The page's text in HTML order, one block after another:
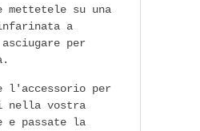
su una
a
per
l'accessorio per
vostra
passate la